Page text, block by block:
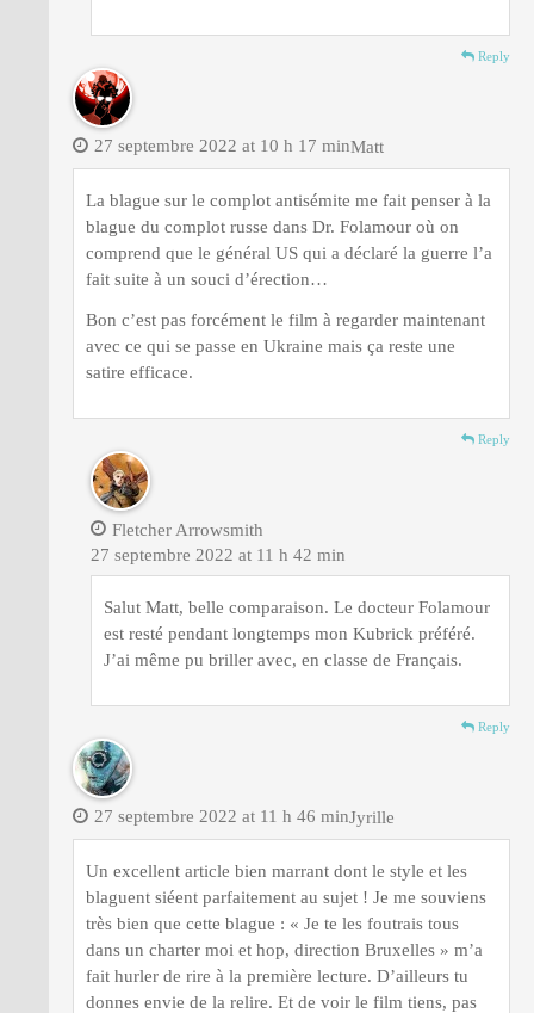
Reply
Matt
27 septembre 2022 at 10 h 17 min
La blague sur le complot antisémite me fait penser à la
blague du complot russe dans Dr. Folamour où on
comprend que le général US qui a déclaré la guerre l’a
fait suite à un souci d’érection…
Bon c’est pas forcément le film à regarder maintenant
avec ce qui se passe en Ukraine mais ça reste une
satire efficace.
Reply
Fletcher Arrowsmith
27 septembre 2022 at 11 h 42 min
Salut Matt, belle comparaison. Le docteur Folamour
est resté pendant longtemps mon Kubrick préféré.
J’ai même pu briller avec, en classe de Français.
Reply
Jyrille
27 septembre 2022 at 11 h 46 min
Un excellent article bien marrant dont le style et les
blaguent siéent parfaitement au sujet ! Je me souviens
très bien que cette blague : « Je te les foutrais tous
dans un charter moi et hop, direction Bruxelles » m’a
fait hurler de rire à la première lecture. D’ailleurs tu
donnes envie de la relire. Et de voir le film tiens, pas